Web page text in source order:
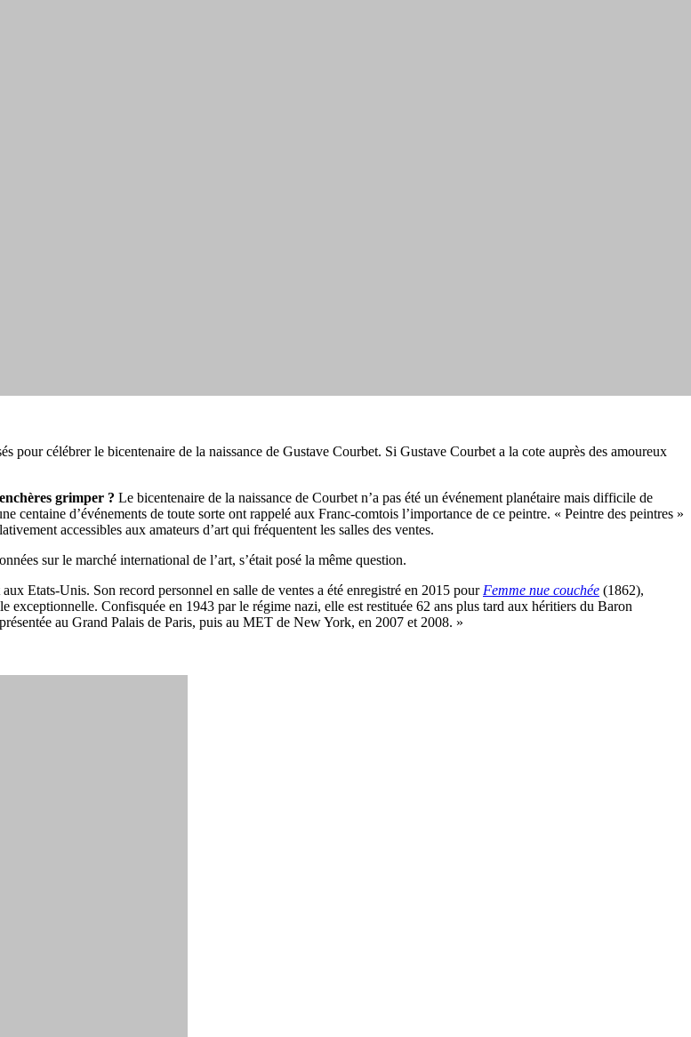
pour célébrer le bicentenaire de la naissance de Gustave Courbet. Si Gustave Courbet a la cote auprès des amoureux
grimper ? Le bicentenaire de la naissance de Courbet n’a pas été un événement planétaire mais difficile de
d’événements de toute sorte ont rappelé aux Franc-comtois l’importance de ce peintre. « Peintre des peintres »
accessibles aux amateurs d’art qui fréquentent les salles des ventes.
sur le marché international de l’art, s’était posé la même question.
Etats-Unis. Son record personnel en salle de ventes a été enregistré en 2015 pour Femme nue couchée (1862),
Confisquée en 1943 par le régime nazi, elle est restituée 62 ans plus tard aux héritiers du Baron
au Grand Palais de Paris, puis au MET de New York, en 2007 et 2008. »